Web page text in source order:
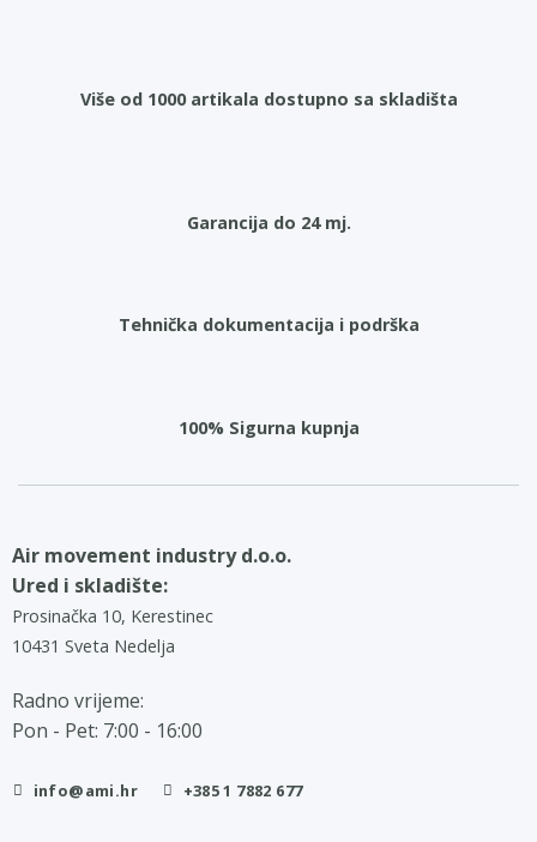
Više od 1000 artikala dostupno sa skladišta
Garancija do 24 mj.
Tehnička dokumentacija i podrška
100% Sigurna kupnja
Air movement industry d.o.o.
Ured i skladište:
Prosinačka 10, Kerestinec
10431 Sveta Nedelja
Radno vrijeme:
Pon - Pet: 7:00 - 16:00
info@ami.hr +385 1 7882 677